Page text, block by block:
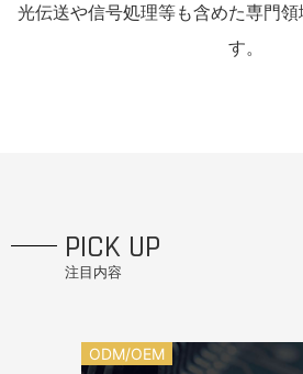
光伝送や信号処理等も含めた専門
す。
PICK UP
注目内容
信号処理装置